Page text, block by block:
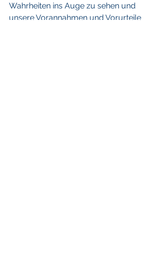
Wahrheiten ins Auge zu sehen und
unsere Vorannahmen und Vorurteile